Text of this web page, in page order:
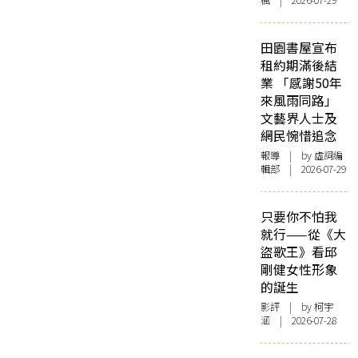
田園書屋宣布
租約期滿後結
業 「感謝50年
來風雨同路」
文藝界人士及
網民惋惜追念
報導 | by 虛詞編
輯部 | 2026-07-29
只要你不怕我
就行——從《大
盜歌王》看邱
剛健女性形象
的誕生
影評 | by 柯宇
涵 | 2026-07-28